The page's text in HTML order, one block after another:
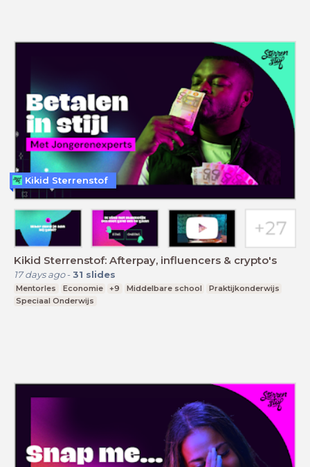
Kikid Sterrenstof: Afterpay, influencers & crypto's
17 days ago- 31 slides
Mentorles Economie +9 Middelbare school
Praktijkonderwijs
Speciaal Onderwijs
Kikid Sterrenstof